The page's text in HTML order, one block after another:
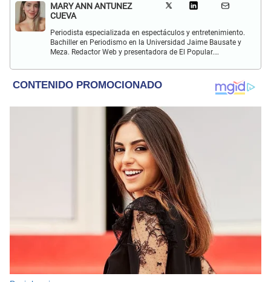
MARY ANN ANTUNEZ
CUEVA
Periodista especializada en espectáculos y entretenimiento.
Bachiller en Periodismo en la Universidad Jaime Bausate y
Meza. Redactor Web y presentadora de El Popular.
y espectáculos internacional.